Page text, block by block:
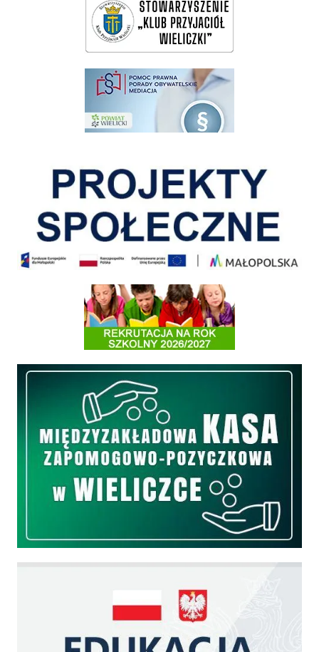
pomoc prawna wieliczka
Informacja o terminach rekrutacji na rok szkolny 2026/2027
Międzyzakładowa Kasa Zapomogowo - Pożyczkowa